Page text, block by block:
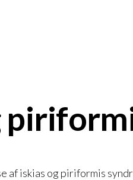
af iskias og piriformis